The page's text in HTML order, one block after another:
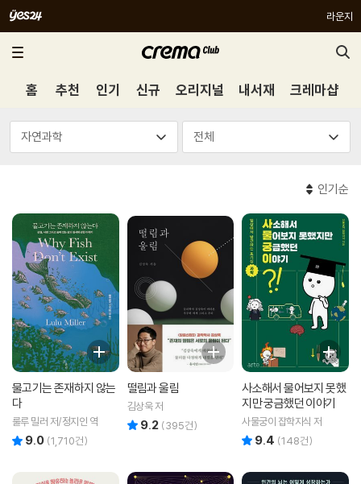
라운지
홈 추천 인기 신규 오리지널 내서재 크레마샵
인기순
물고기는 존재하지 않는
다
룰루 밀러 저/정지인 역
9.0 (1,710건)
떨림과 울림
김상욱 저
9.2 (395건)
사소해서 물어보지 못했
지만 궁금했던 이야기
사물궁이 잡학지식 저
9.4 (148건)